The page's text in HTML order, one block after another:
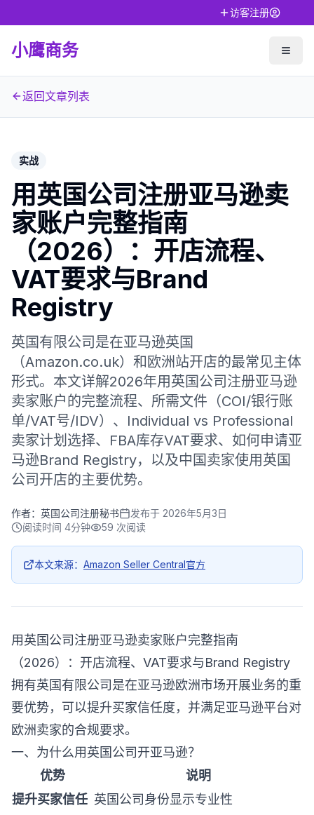
访客注册
小鹰商务
返回文章列表
实战
用英国公司注册亚马逊卖
家账户完整指南
（2026）：开店流程、
VAT要求与Brand
Registry
英国有限公司是在亚马逊英国
（Amazon.co.uk）和欧洲站开店的最常见主体
形式。本文详解2026年用英国公司注册亚马逊
卖家账户的完整流程、所需文件（COI/银行账
单/VAT号/IDV）、Individual vs Professional
卖家计划选择、FBA库存VAT要求、如何申请亚
马逊Brand Registry，以及中国卖家使用英国
公司开店的主要优势。
作者： 英国公司注册秘书 发布于 2026年5月3日
阅读时间 4分钟 59 次阅读
本文来源： Amazon Seller Central官方
用英国公司注册亚马逊卖家账户完整指南
（2026）：开店流程、VAT要求与Brand Registry
拥有英国有限公司是在亚马逊欧洲市场开展业务的重
要优势，可以提升买家信任度，并满足亚马逊平台对
欧洲卖家的合规要求。
一、为什么用英国公司开亚马逊？
优势
说明
提升买家信任 英国公司身份显示专业性